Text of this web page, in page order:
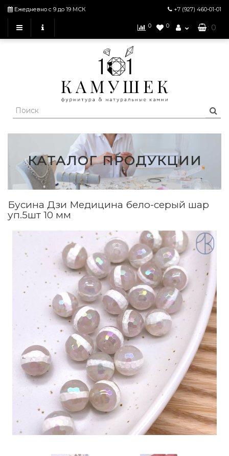
Ежедневно с 9 до 19 МСК +7 (927) 460-01-01
0 0 : 0
КАТАЛОГ ПРОДУКЦИИ
Бусина Дзи Медицина бело-серый шар
уп.5шт 10 мм